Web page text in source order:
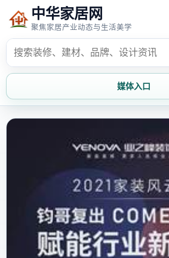
中华家居网
聚焦家居产业动态与生活美学
媒体入口
家居欣
装修设
家具知识 家居文